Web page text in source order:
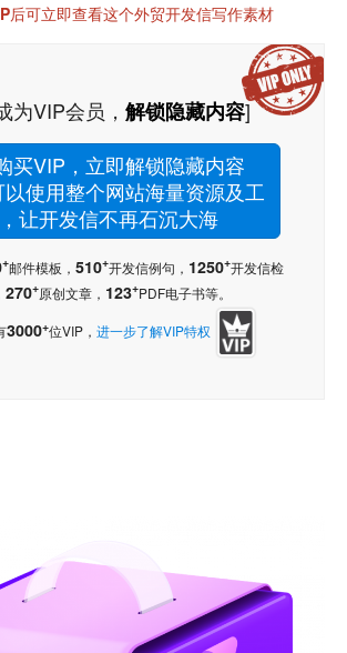
后可立即查看这个外贸开发信写作素材
为VIP会员， 解锁隐藏内容]
买VIP，立即解锁隐藏内容
使用整个网站海量资源及工
让开发信不再石沉大海
+邮件模板， 510+开发信例句， 1250+开发信检
270+原创文章， 123+PDF电子书等。
3000+位VIP， 进一步了解VIP特权